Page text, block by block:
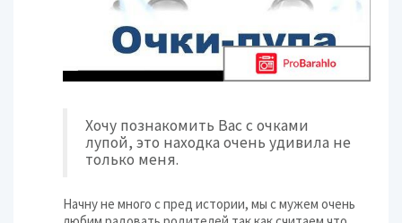
Хочу познакомить Вас с очками
лупой, это находка очень удивила не
только меня.
Начну не много с пред истории, мы с мужем очень